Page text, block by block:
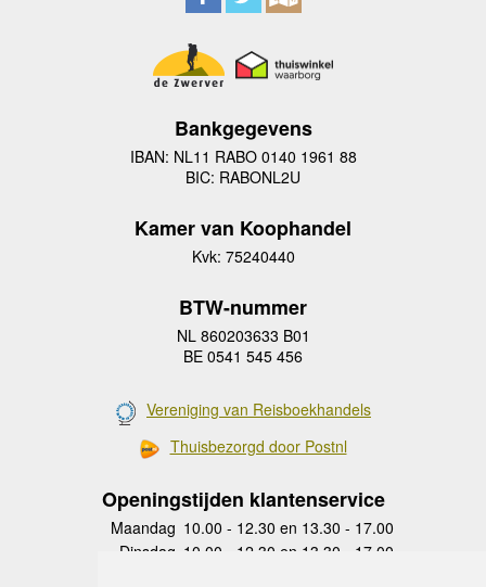
Bankgegevens
IBAN: NL11 RABO 0140 1961 88
BIC: RABONL2U
Kamer van Koophandel
Kvk: 75240440
BTW-nummer
NL 860203633 B01
BE 0541 545 456
Vereniging van Reisboekhandels
Thuisbezorgd door Postnl
Openingstijden klantenservice
Maandag 10.00 - 12.30 en 13.30 - 17.00
Dinsdag 10.00 - 12.30 en 13.30 - 17.00